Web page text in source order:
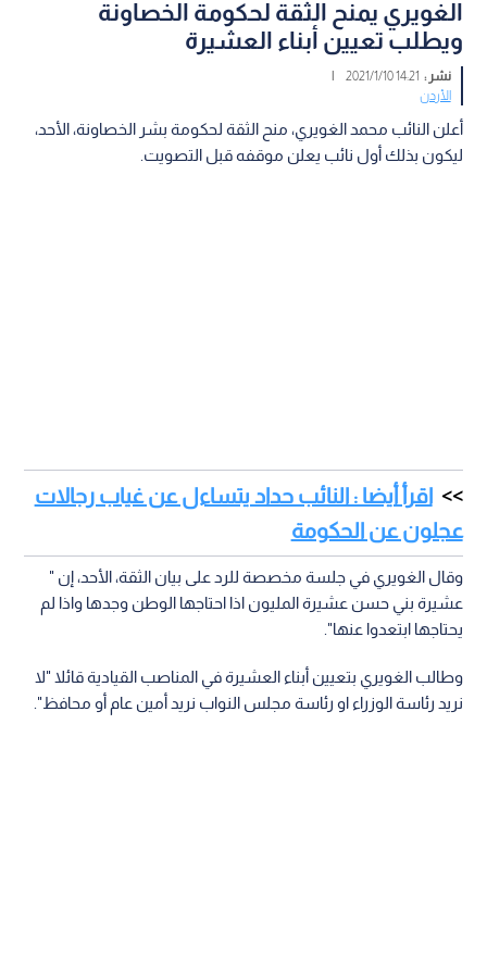
الغويري يمنح الثقة لحكومة الخصاونة
ويطلب تعيين أبناء العشيرة
نشر : 14:21 2021/1/10
|
الأردن
أعلن النائب محمد الغويري، منح الثقة لحكومة بشر الخصاونة، الأحد،
ليكون بذلك أول نائب يعلن موقفه قبل التصويت.
اقرأ أيضا : النائب حداد يتساءل عن غياب رجالات
عجلون عن الحكومة
وقال الغويري في جلسة مخصصة للرد على بيان الثقة، الأحد، إن "
عشيرة بني حسن عشيرة المليون اذا احتاجها الوطن وجدها واذا لم
يحتاجها ابتعدوا عنها".
وطالب الغويري بتعيين أبناء العشيرة في المناصب القيادية قائلا "لا
نريد رئاسة الوزراء او رئاسة مجلس النواب نريد أمين عام أو محافظ".